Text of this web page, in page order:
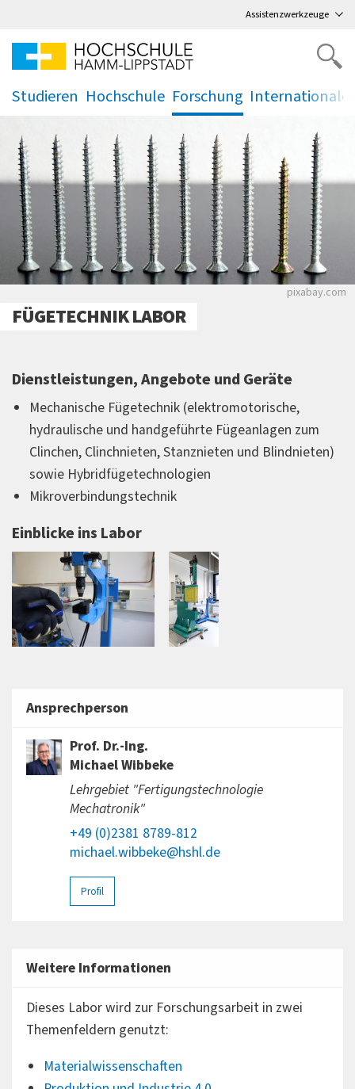
Assistenzwerkzeuge
Studieren Hochschule Forschung
.
pixabay.com
FÜGETECHNIK LABOR
Dienstleistungen, Angebote und Geräte
Mechanische Fügetechnik (elektromotorische,
hydraulische und handgeführte Fügeanlagen zum
Clinchen, Clinchnieten, Stanznieten und Blindnieten)
sowie Hybridfügetechnologien
Mikroverbindungstechnik
Einblicke ins Labor
Ansprechperson
Prof. Dr.-Ing.
Michael Wibbeke
Lehrgebiet "Fertigungstechnologie
Mechatronik"
+49 (0)2381 8789-812
michael.wibbeke@hshl.de
Profil
Weitere Informationen
Dieses Labor wird zur Forschungsarbeit in zwei
Themenfeldern genutzt:
Materialwissenschaften